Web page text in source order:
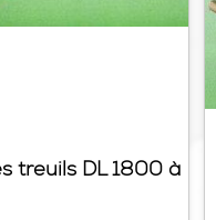
treuils DL 1800 à